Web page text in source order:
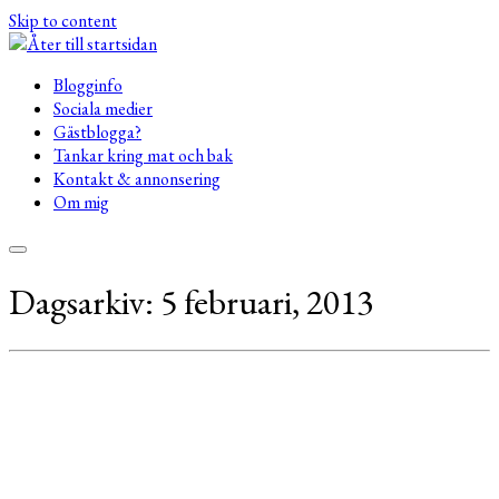
Skip to content
Blogginfo
Sociala medier
Gästblogga?
Tankar kring mat och bak
Kontakt & annonsering
Om mig
Dagsarkiv: 5 februari, 2013